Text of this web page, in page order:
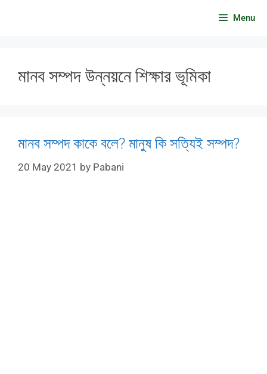
Menu
মানব সম্পদ উন্নয়নে শিক্ষার ভূমিকা
মানব সম্পদ কাকে বলে? মানুষ কি সত্যিই সম্পদ?
20 May 2021 by Pabani